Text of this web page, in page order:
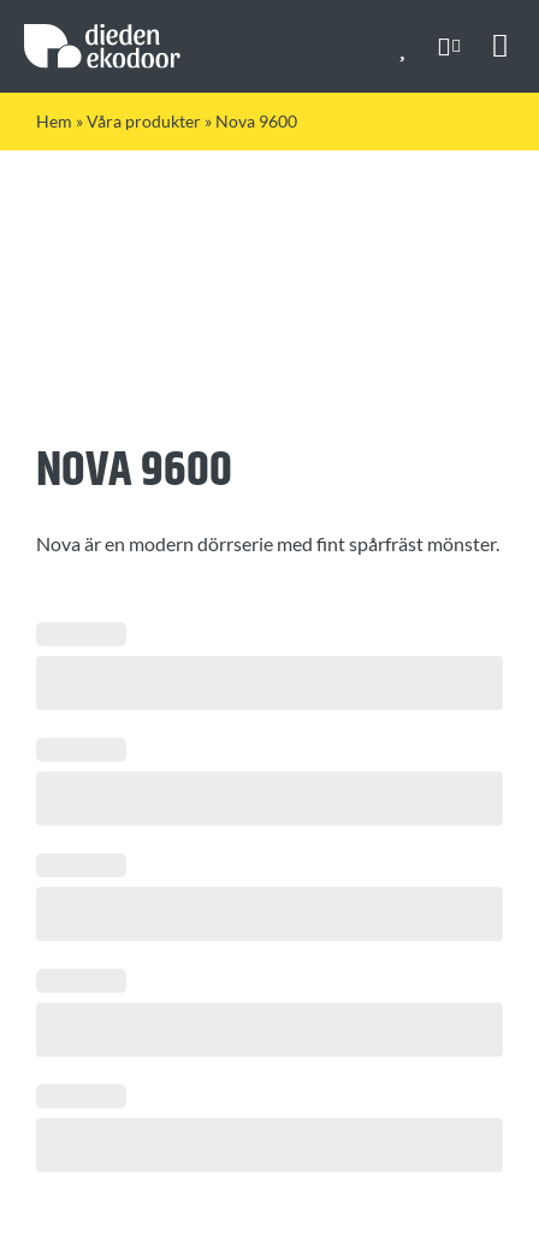
innehållet
Hem »Våra produkter » Nova 9600
NOVA 9600
Nova är en modern dörrserie med fint spårfräst mönster.